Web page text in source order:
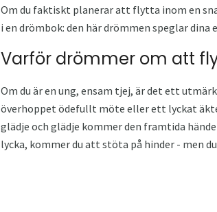
Om du faktiskt planerar att flytta inom en
i en drömbok: den här drömmen speglar
Varför drömmer om att
Om du är en ung, ensam tjej, är det ett
överhoppet ödefullt möte eller ett lyckat
glädje och glädje kommer den framtida
lycka, kommer du att stöta på hinder - men